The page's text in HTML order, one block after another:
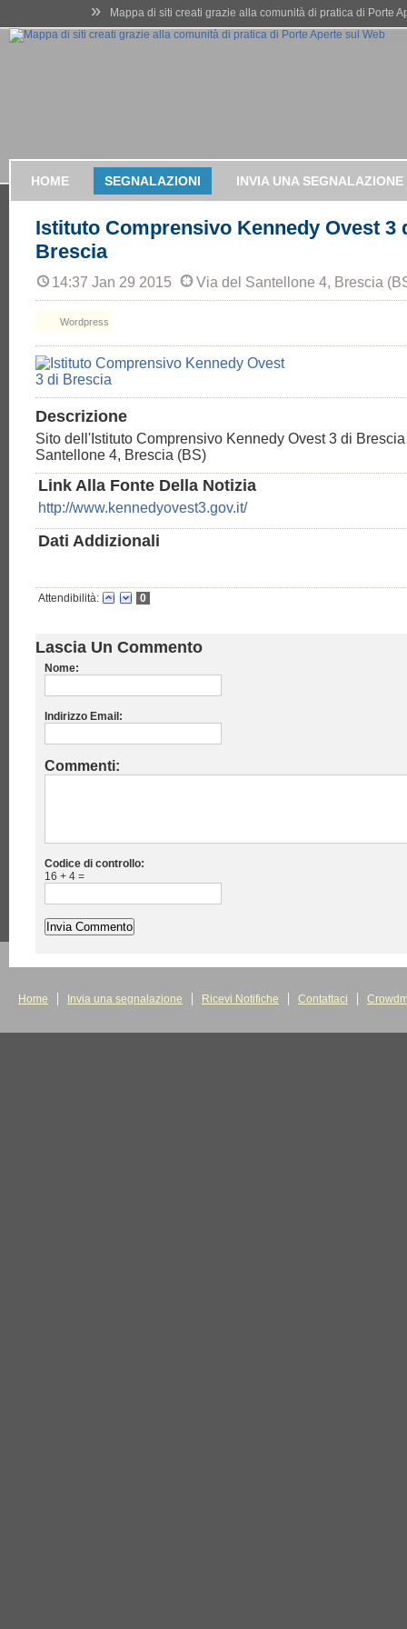
» Mappa di siti creati grazie alla comunità di pratica di Porte
HOME SEGNALAZIONI INVIA UNA SEGNALAZIONE
Istituto Comprensivo Kennedy Ovest 3
Brescia
14:37 Jan 29 2015 Via del Santellone 4, Brescia
Wordpress
Descrizione
Sito dell'Istituto Comprensivo Kennedy Ovest 3 di
Santellone 4, Brescia (BS)
Link Alla Fonte Della Notizia
http://www.kennedyovest3.gov.it/
Dati Addizionali
Attendibilità: 0
Lascia Un Commento
Nome:
Indirizzo Email:
Commenti:
Codice di controllo:
16 + 4 =
Home Invia una segnalazione Ricevi Notifiche Contattaci